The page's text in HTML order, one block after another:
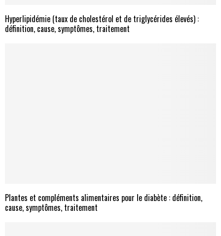
Hyperlipidémie (taux de cholestérol et de triglycérides élevés) :
définition, cause, symptômes, traitement
Plantes et compléments alimentaires pour le diabète : définition,
cause, symptômes, traitement